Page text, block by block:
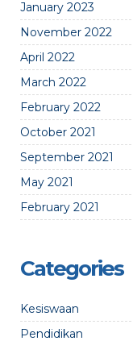
January 2023
November 2022
April 2022
March 2022
February 2022
October 2021
September 2021
May 2021
February 2021
Categories
Kesiswaan
Pendidikan